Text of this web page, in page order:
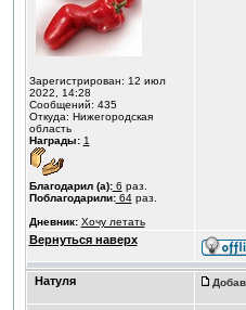
Зарегистрирован: 12 июл
2022, 14:28
Сообщений: 435
Откуда: Нижегородская
область
Награды: 1
Благодарил (а):6 раз.
Поблагодарили:64раз.
Дневник: Хочу летать
Вернуться наверх
Натуля